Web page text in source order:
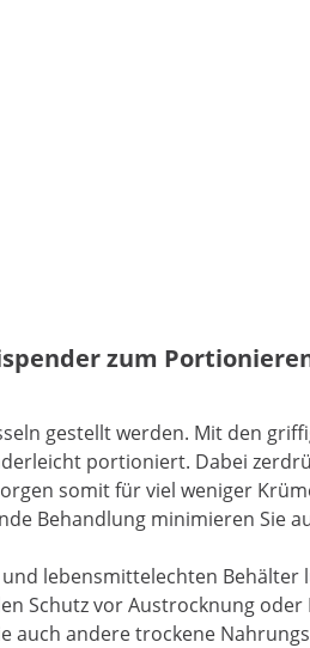
zum
gestellt werden. Mit den
portioniert. Dabei
somit für viel weniger
Behandlung minimieren Sie
lebensmittelechten
Schutz vor Austrocknung oder
auch andere trockene